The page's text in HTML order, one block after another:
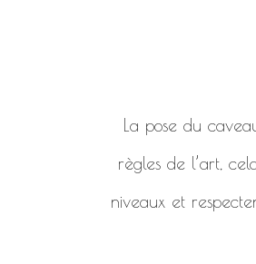
La pose du
règles de l’art,
niveaux et